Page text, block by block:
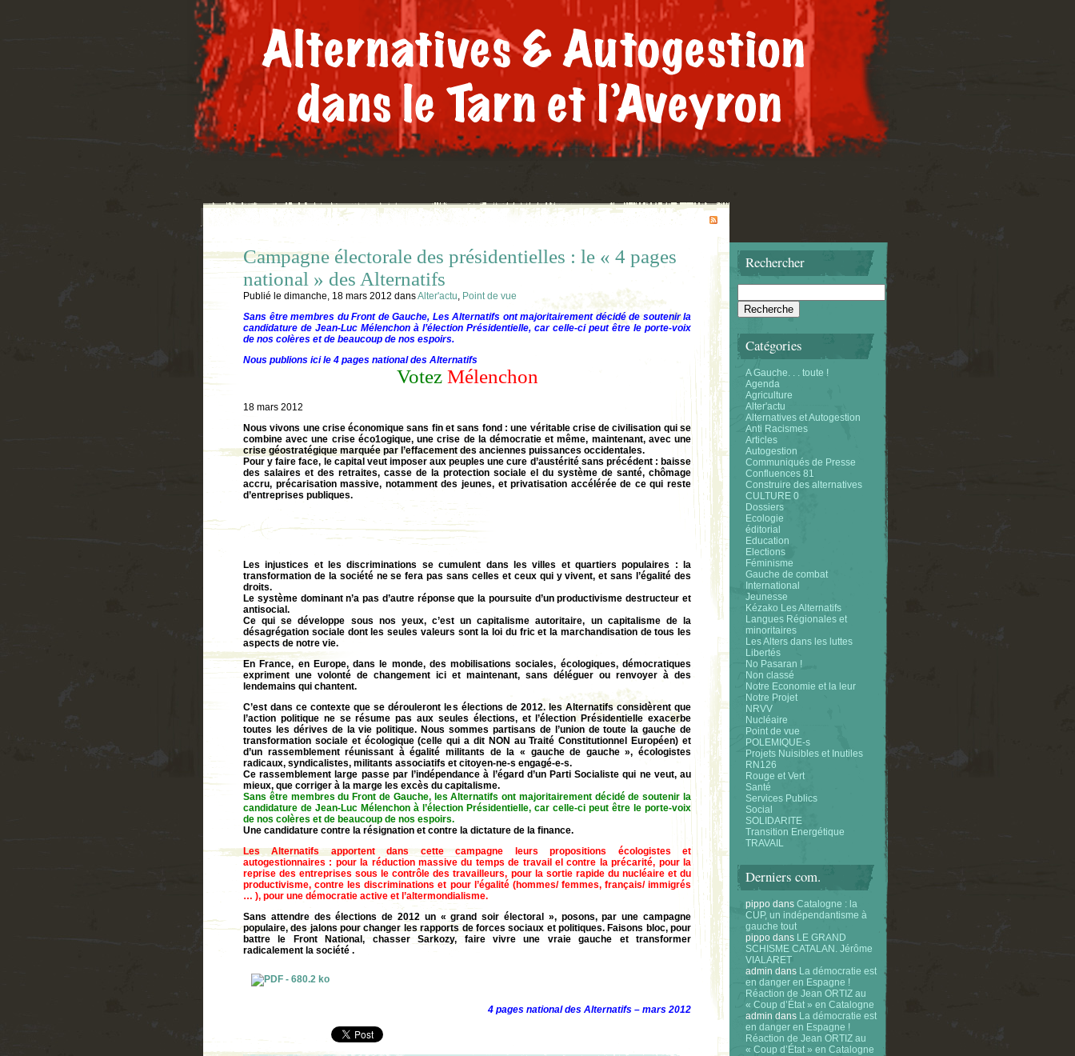
Campagne électorale des présidentielles : le « 4 pages
national » des Alternatifs
Publié le dimanche, 18 mars 2012 dansAlter'actu, Point de vue
Sans être membres du Front de Gauche, Les Alternatifs ont majoritairement décidé de soutenir la
candidature de Jean-Luc Mélenchon à l’élection Présidentielle, car celle-ci peut être le porte-voix
de nos colères et de beaucoup de nos espoirs.
Nous publions ici le 4 pages national des Alternatifs
VotezMélenchon
18 mars 2012
Nous vivons une crise économique sans fin et sans fond : une véritable crise de civilisation qui se
combine avec une crise éco1ogique, une crise de la démocratie et même, maintenant, avec une
crise géostratégique marquée par l’effacement des anciennes puissances occidentales.
Pour y faire face, le capital veut imposer aux peuples une cure d’austérité sans précédent : baisse
des salaires et des retraites, casse de la protection sociale el du système de santé, chômage
accru, précarisation massive, notamment des jeunes, et privatisation accélérée de ce qui reste
d’entreprises publiques.
Les injustices et les discriminations se cumulent dans les villes et quartiers populaires : la
transformation de la société ne se fera pas sans celles et ceux qui y vivent, et sans l’égalité des
droits.
Le système dominant n’a pas d’autre réponse que la poursuite d’un productivisme destructeur et
antisocial.
Ce qui se développe sous nos yeux, c’est un capitalisme autoritaire, un capitalisme de la
désagrégation sociale dont les seules valeurs sont la loi du fric et la marchandisation de tous Ies
aspects de notre vie.
En France, en Europe, dans le monde, des mobilisations sociales, écologiques, démocratiques
expriment une volonté de changement ici et maintenant, sans déléguer ou renvoyer à des
lendemains qui chantent.
C’est dans ce contexte que se dérouleront les élections de 2012. les Alternatifs considèrent que
l’action politique ne se résume pas aux seules élections, et l’élection Présidentielle exacerbe
toutes les dérives de la vie politique. Nous sommes partisans de l’union de toute la gauche de
transformation sociale et écologique (celle qui a dit NON au Traité Constitutionnel Européen) et
d’un rassemblement réunissant à égalité militants de la « gauche de gauche », écologistes
radicaux, syndicalistes, militants associatifs et citoyen-ne-s engagé-e-s.
Ce rassemblement large passe par l’indépendance à l’égard d’un Parti Socialiste qui ne veut, au
mieux, que corriger à la marge les excès du capitalisme.
Sans être membres du Front de Gauche, les Alternatifs ont majoritairement décidé de soutenir la
candidature de Jean-Luc Mélenchon à l’élection Présidentielle, car celle-ci peut être le porte-voix
de nos colères et de beaucoup de nos espoirs.
Une candidature contre la résignation et contre la dictature de la finance.
Les Alternatifs apportent dans cette campagne leurs propositions écologistes et
autogestionnaires : pour la réduction massive du temps de travail el contre la précarité, pour la
reprise des entreprises sous le contrôle des travailleurs, pour la sortie rapide du nucléaire et du
productivisme, contre les discriminations et pour l’égalité (hommes/ femmes, français/ immigrés
… ), pour une démocratie active et l’altermondialisme.
Sans attendre des élections de 2012 un « grand soir électoral », posons, par une campagne
populaire, des jalons pour changer les rapports de forces sociaux et politiques. Faisons bloc, pour
battre le Front National, chasser Sarkozy, faire vivre une vraie gauche et transformer
radicalement la société .
4 pages national des Alternatifs – mars 2012
Rechercher
Catégories
A Gauche. . . toute !
Agenda
Agriculture
Alter'actu
Alternatives et Autogestion
Anti Racismes
Articles
Autogestion
Communiqués de Presse
Confluences 81
Construire des alternatives
CULTURE 0
Dossiers
Ecologie
éditorial
Education
Elections
Féminisme
Gauche de combat
International
Jeunesse
Kézako Les Alternatifs
Langues Régionales et
minoritaires
Les Alters dans les luttes
Libertés
No Pasaran !
Non classé
Notre Economie et la leur
Notre Projet
NRVV
Nucléaire
Point de vue
POLEMIQUE-s
Projets Nuisibles et Inutiles
RN126
Rouge et Vert
Santé
Services Publics
Social
SOLIDARITE
Transition Energétique
TRAVAIL
Derniers com.
pippo dans Catalogne : la
CUP, un indépendantisme à
gauche tout
pippo dans LE GRAND
SCHISME CATALAN. Jérôme
VIALARET
admin dans La démocratie est
en danger en Espagne !
Réaction de Jean ORTIZ au
« Coup d’État » en Catalogne
admin dans La démocratie est
en danger en Espagne !
Réaction de Jean ORTIZ au
« Coup d’État » en Catalogne